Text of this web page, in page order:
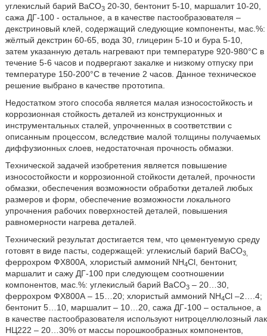
углекислый барий ВаСО320-30, бентонит 5-10, маршалит 10-20,
сажа ДГ-100 - остальное, а в качестве пастообразователя –
декстриновый клей, содержащий следующие компоненты, мас.%:
жёлтый декстрин 60-65, вода 30, глицерин 5-10 и бура 5-10,
затем указанную деталь нагревают при температуре 920-980°С в
течение 5-6 часов и подвергают закалке и низкому отпуску при
температуре 150-200°С в течение 2 часов. Данное техническое
решение выбрано в качестве прототипа.
Недостатком этого способа является малая износостойкость и
коррозионная стойкость деталей из конструкционных и
инструментальных сталей, упрочненных в соответствии с
описанным процессом, вследствие малой толщины получаемых
диффузионных слоев, недостаточная прочность обмазки.
Технической задачей изобретения является повышение
износостойкости и коррозионной стойкости деталей, прочности
обмазки, обеспечения возможности обработки деталей любых
размеров и форм, обеспечение возможности локального
упрочнения рабочих поверхностей деталей, повышения
равномерности нагрева деталей.
Технический результат достигается тем, что цементуемую среду
готовят в виде пасты, содержащей: углекислый барий ВаСО3,
феррохром ФХ800А, хлористый аммоний NH4Cl, бентонит,
маршалит и сажу ДГ-100 при следующем соотношении
компонентов, мас.%: углекислый барий ВаСО3– 20…30,
феррохром ФХ800А – 15…20; хлористый аммоний NH4Cl –2….4;
бентонит 5…10, маршалит – 10…20, сажа ДГ-100 – остальное, а
в качестве пастообразователя используют нитроцеллюлозный лак
НЦ222 – 20…30% от массы порошкообразных компонентов,